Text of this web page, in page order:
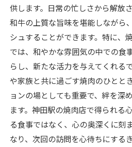
供します。日常の忙しさから解放
和牛の上質な旨味を堪能しながら
シュすることができます。特に、
では、和やかな雰囲気の中での食
らし、新たな活力を与えてくれる
や家族と共に過ごす焼肉のひとと
ョンの場としても重要で、絆を深
ます。神田駅の焼肉店で得られる
る食事ではなく、心の奥深くに刻
なり、次回の訪問を心待ちにする